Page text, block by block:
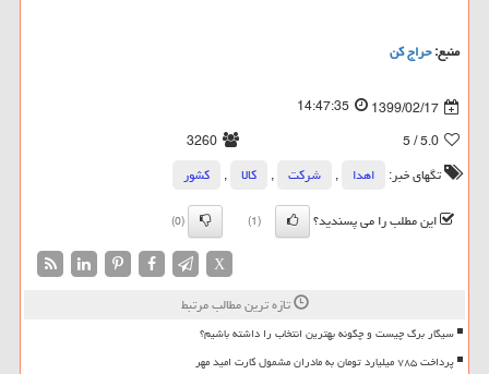
منبع:حراج كن
1399/02/17
14:47:35
5.0
/ 5
3260
تگهای خبر:
اهدا , شركت , كالا ,
كشور
این مطلب را می پسندید؟
(1)
(0)
X
تازه ترین مطالب مرتبط
سیگار برگ چیست و چگونه بهترین انتخاب را داشته باشیم؟
پرداخت ۷۸۵ میلیارد تومان به مادران مشمول کارت امید مهر